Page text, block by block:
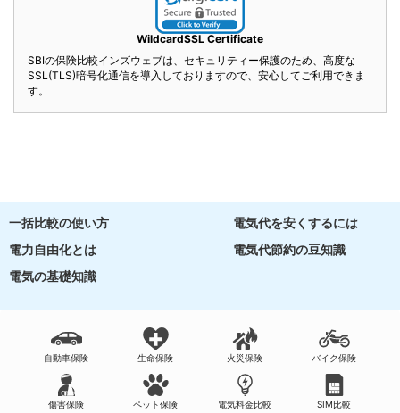
WildcardSSL Certificate
SBIの保険比較インズウェブは、セキュリティー保護のため、高度な
SSL(TLS)暗号化通信を導入しておりますので、安心してご利用できま
す。
一括比較の使い方
電気代を安くするには
電力自由化とは
電気代節約の豆知識
電気の基礎知識
自動車保険 生命保険 火災保険 バイク保険
傷害保険 ペット保険 電気料金比較 SIM比較